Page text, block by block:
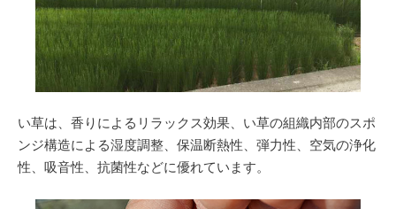
い草は、香りによるリラックス効果、い草の組織内部のスポ
ンジ構造による湿度調整、保温断熱性、弾力性、空気の浄化
性、吸音性、抗菌性などに優れています。